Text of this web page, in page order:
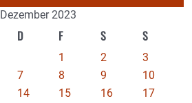
Dezember 2023
D F S S
1 2
3
7 8 9
10
14 15 16
17